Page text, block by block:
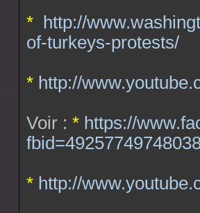
*
http://
of-turkeys-protests/
* http://
Voir : * https://
* http://